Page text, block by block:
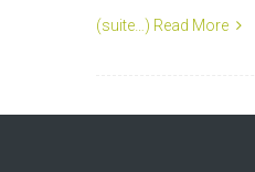
(suite…) Read More